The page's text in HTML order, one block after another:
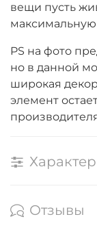
вещи пусть
максимальную
PS на фото
но в данной
широкая
элемент
Отзывы